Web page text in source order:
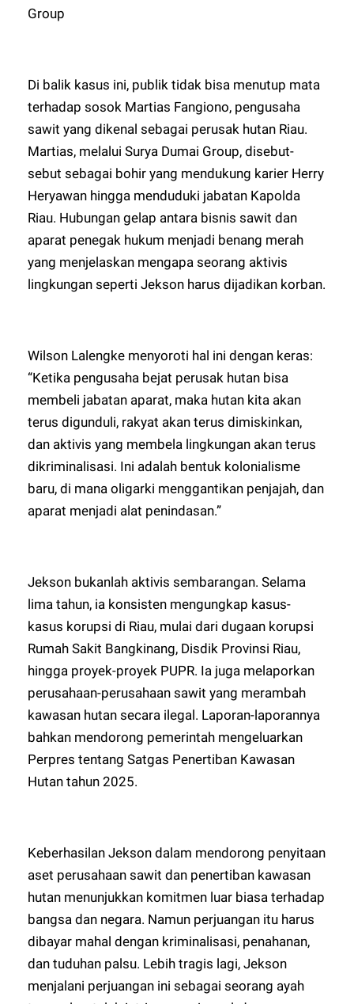
Group
Di balik kasus ini, publik tidak bisa menutup mata
terhadap sosok Martias Fangiono, pengusaha
sawit yang dikenal sebagai perusak hutan Riau.
Martias, melalui Surya Dumai Group, disebut-
sebut sebagai bohir yang mendukung karier Herry
Heryawan hingga menduduki jabatan Kapolda
Riau. Hubungan gelap antara bisnis sawit dan
aparat penegak hukum menjadi benang merah
yang menjelaskan mengapa seorang aktivis
lingkungan seperti Jekson harus dijadikan korban.
Wilson Lalengke menyoroti hal ini dengan keras:
“Ketika pengusaha bejat perusak hutan bisa
membeli jabatan aparat, maka hutan kita akan
terus digunduli, rakyat akan terus dimiskinkan,
dan aktivis yang membela lingkungan akan terus
dikriminalisasi. Ini adalah bentuk kolonialisme
baru, di mana oligarki menggantikan penjajah, dan
aparat menjadi alat penindasan.”
Jekson bukanlah aktivis sembarangan. Selama
lima tahun, ia konsisten mengungkap kasus-
kasus korupsi di Riau, mulai dari dugaan korupsi
Rumah Sakit Bangkinang, Disdik Provinsi Riau,
hingga proyek-proyek PUPR. Ia juga melaporkan
perusahaan-perusahaan sawit yang merambah
kawasan hutan secara ilegal. Laporan-laporannya
bahkan mendorong pemerintah mengeluarkan
Perpres tentang Satgas Penertiban Kawasan
Hutan tahun 2025.
Keberhasilan Jekson dalam mendorong penyitaan
aset perusahaan sawit dan penertiban kawasan
hutan menunjukkan komitmen luar biasa terhadap
bangsa dan negara. Namun perjuangan itu harus
dibayar mahal dengan kriminalisasi, penahanan,
dan tuduhan palsu. Lebih tragis lagi, Jekson
menjalani perjuangan ini sebagai seorang ayah